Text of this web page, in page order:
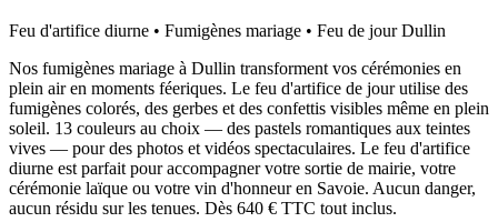
Feu d'artifice diurne • Fumigènes mariage • Feu de jourDullin
Nos fumigènes mariage à Dullin transforment vos cérémonies en
plein air en moments féeriques. Le feu d'artifice de jour utilise des
fumigènes colorés, des gerbes et des confettis visibles même en plein
soleil. 13 couleurs au choix — des pastels romantiques aux teintes
vives — pour des photos et vidéos spectaculaires. Le feu d'artifice
diurne est parfait pour accompagner votre sortie de mairie, votre
cérémonie laïque ou votre vin d'honneur en Savoie. Aucun danger,
aucun résidu sur les tenues. Dès 640 € TTC tout inclus.